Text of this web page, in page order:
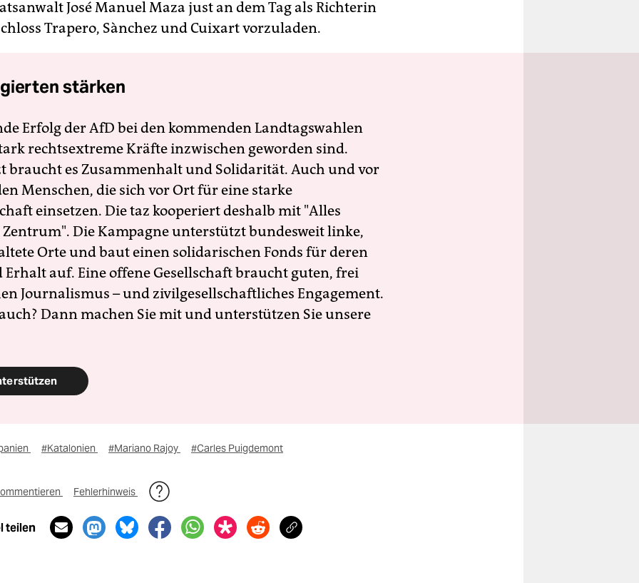
José Manuel Maza just an dem Tag als Richterin
Trapero, Sànchez und Cuixart vorzuladen.
stärken
Erfolg der AfD bei den kommenden Landtagswahlen
rechtsextreme Kräfte inzwischen geworden sind.
braucht es Zusammenhalt und Solidarität. Auch und vor
Menschen, die sich vor Ort für eine starke
einsetzen. Die taz kooperiert deshalb mit "Alles
Die Kampagne unterstützt bundesweit linke,
Orte und baut einen solidarischen Fonds für deren
Erhalt auf. Eine offene Gesellschaft braucht guten, frei
Journalismus – und zivilgesellschaftliches Engagement.
Dann machen Sie mit und unterstützen Sie unsere
#Katalonien #Mariano Rajoy #Carles Puigdemont
Fehlerhinweis
teilen